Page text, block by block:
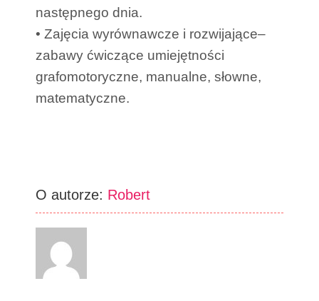
następnego dnia.
• Zajęcia wyrównawcze i rozwijające–
zabawy ćwiczące umiejętności
grafomotoryczne, manualne, słowne,
matematyczne.
O autorze: Robert